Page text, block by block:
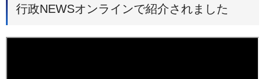
行政NEWSオンラインで紹介されました